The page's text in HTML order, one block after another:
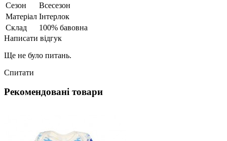
Сезон
Всесезон
Матеріал Інтерлок
Склад
100% бавовна
Написати відгук
Ще не було питань.
Спитати
Рекомендовані товари